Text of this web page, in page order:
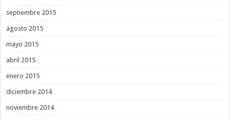
septiembre 2015
agosto 2015
mayo 2015
abril 2015
enero 2015
diciembre 2014
noviembre 2014